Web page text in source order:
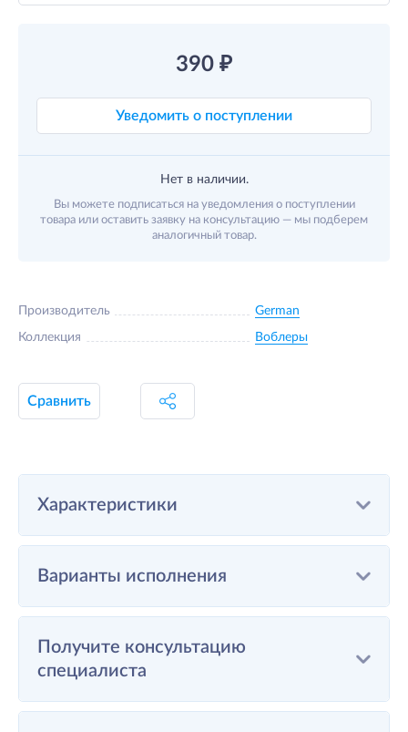
390 ₽
Уведомить о поступлении
Нет в наличии.
Вы можете подписаться на уведомления о поступлении
товара или оставить заявку на консультацию — мы подберем
аналогичный товар.
Производитель German
Коллекция Воблеры
Сравнить
Характеристики
Варианты исполнения
Получите консультацию
специалиста